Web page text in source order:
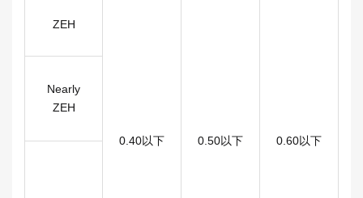
ZEH
0.40以下 0.50以下 0.60以下
Nearly
ZEH